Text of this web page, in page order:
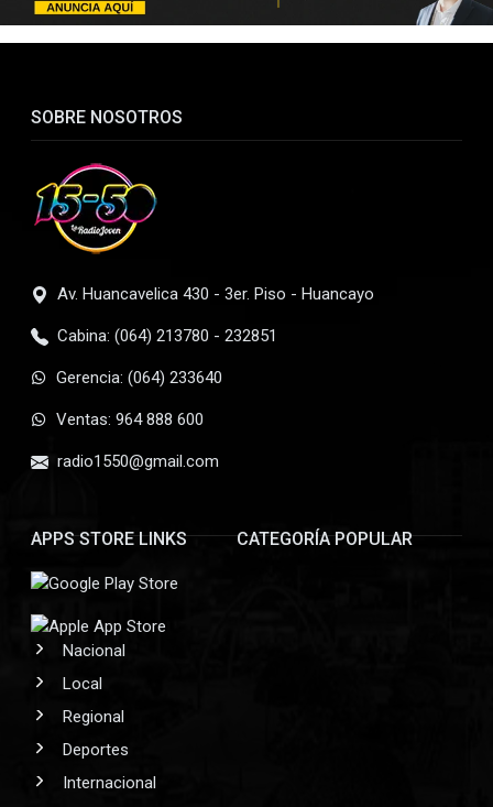
SOBRE NOSOTROS
Av. Huancavelica 430 - 3er. Piso - Huancayo
Cabina: (064) 213780 - 232851
Gerencia: (064) 233640
Ventas: 964 888 600
radio1550@gmail.com
APPS STORE LINKS CATEGORÍA POPULAR
Nacional
Local
Regional
Deportes
Internacional